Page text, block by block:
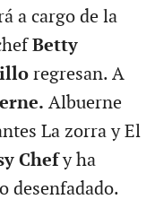
a cargo de la
Betty
regresan. A
Albuerne
La zorra y El
Chefy ha
desenfadado.